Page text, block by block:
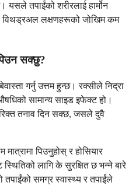
यसले तपाईंको शरीरलाई हार्मोन
र विथड्रअल लक्षणहरूको जोखिम कम
सक्छु?
गर्नु उत्तम हुन्छ। रक्सीले निद्रा
सामान्य साइड इफेक्ट हो।
तनाव दिन सक्छ, जसले दुवै
पिउनुहोस् र होसियार
लागि के सुरक्षित छ भन्ने बारे
तपाईंको समग्र स्वास्थ्य र तपाईंले